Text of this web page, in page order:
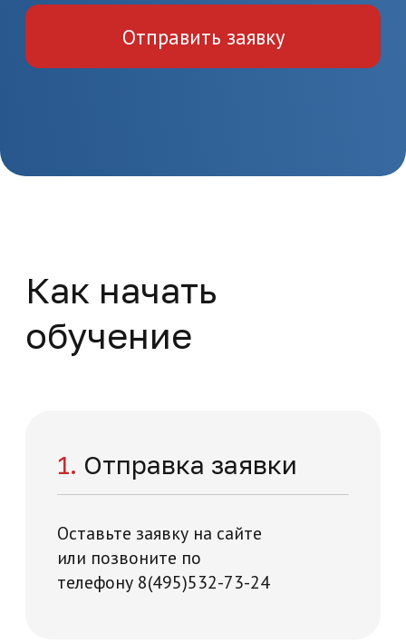
Повышение квалификации
Медицина и здравоохранение 36 часов
перезвонят вам в течении 5 минут
вы даете свое согласие на обработку
Отправить заявку
и технологий на карте Москвы — Яндекс Карты